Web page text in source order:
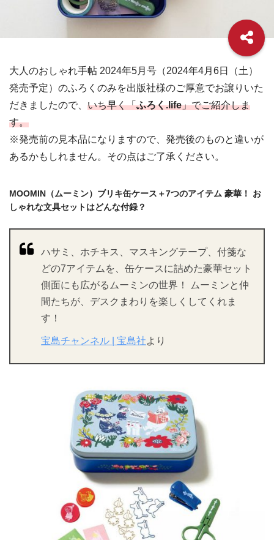
大人のおしゃれ手帖 2024年5月号（2024年4月6日（土）
発売予定）のふろくのみを出版社様のご厚意でお譲りいた
だきましたので、 いち早く「ふろく.life」でご紹介しま
す。
※発売前の見本品になりますので、発売後のものと違いが
あるかもしれません。その点はご了承ください。
MOOMIN（ムーミン）ブリキ缶ケース＋7つのアイテム 豪華！ お
しゃれな文具セットはどんな付録？
ハサミ、ホチキス、マスキングテープ、付箋な
どの7アイテムを、缶ケースに詰めた豪華セット
側面にも広がるムーミンの世界！ ムーミンと仲
間たちが、デスクまわりを楽しくしてくれま
す！
宝島チャンネル | 宝島社より